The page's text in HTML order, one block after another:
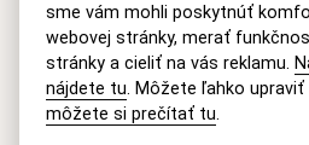
Pluhová 17, 831
Slovenská
IČO: 47 095
IČ DPH:
sme vám mohli poskytnúť
webovej stránky, merať
stránky a cieliť na vás reklamu.
nájdete tu. Môžete ľahko
môžete si prečítať tu.